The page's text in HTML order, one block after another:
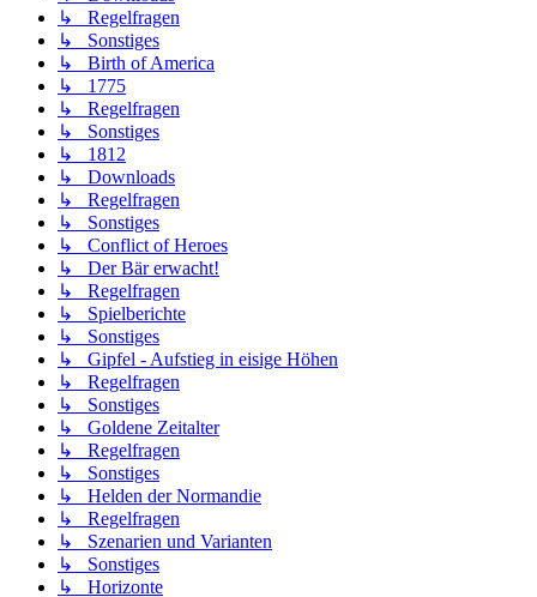
↳ Regelfragen
↳ Sonstiges
↳ Birth of America
↳ 1775
↳ Regelfragen
↳ Sonstiges
↳ 1812
↳ Downloads
↳ Regelfragen
↳ Sonstiges
↳ Conflict of Heroes
↳ Der Bär erwacht!
↳ Regelfragen
↳ Spielberichte
↳ Sonstiges
↳ Gipfel - Aufstieg in eisige Höhen
↳ Regelfragen
↳ Sonstiges
↳ Goldene Zeitalter
↳ Regelfragen
↳ Sonstiges
↳ Helden der Normandie
↳ Regelfragen
↳ Szenarien und Varianten
↳ Sonstiges
↳ Horizonte